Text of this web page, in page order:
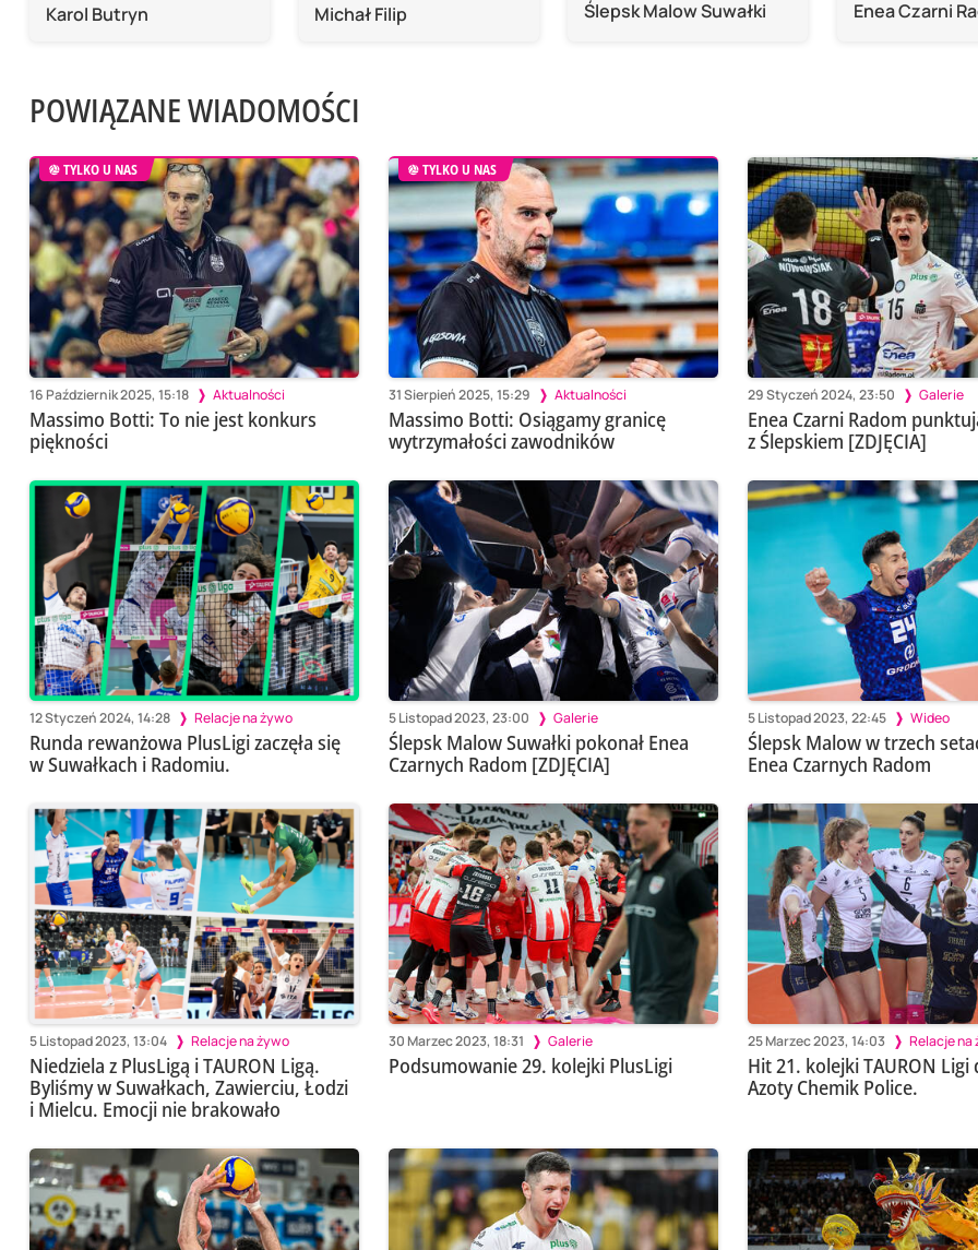
Karol Butryn Michał Filip Ślepsk Malow Suwałki Enea Czarni
POWIĄZANE WIADOMOŚCI
TYLKO U NAS
16 Październik 2025, 15:18 Aktualności
Massimo Botti: To nie jest konkurs
piękności
TYLKO U NAS
31 Sierpień 2025, 15:29 Aktualności
Massimo Botti: Osiągamy granicę
wytrzymałości zawodników
29 Styczeń 2024, 23:50 Galerie
Enea Czarni Radom
z Ślepskiem [ZDJĘCIA]
12 Styczeń 2024, 14:28 Relacje na żywo
Runda rewanżowa PlusLigi zaczęła się
w Suwałkach i Radomiu.
5 Listopad 2023, 23:00 Galerie
Ślepsk Malow Suwałki pokonał Enea
Czarnych Radom [ZDJĘCIA]
5 Listopad 2023, 22:45 Wideo
Ślepsk Malow w trzech
Enea Czarnych Radom
5 Listopad 2023, 13:04 Relacje na żywo
Niedziela z PlusLigą i TAURON Ligą.
Byliśmy w Suwałkach, Zawierciu, Łodzi
i Mielcu. Emocji nie brakowało
30 Marzec 2023, 18:31 Galerie
Podsumowanie 29. kolejki PlusLigi
25 Marzec 2023, 14:03 Relacje na
Hit 21. kolejki TAURON Ligi
Azoty Chemik Police.